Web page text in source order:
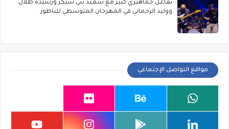
تفاعل جماهيري كبير مع سعيد بني شيكر ورشيدة طلال
ووليد الرحماني في المهرجان المتوسطي للناظور
مواقع التواصل الإجتماعي